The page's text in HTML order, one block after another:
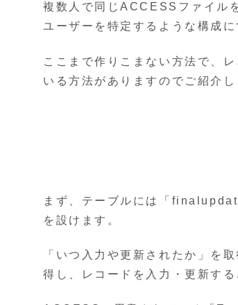
複数人で同じACCESSファイル
ユーザーを特定するような構成
ここまで作りこまない方法で、
いる方法がありますのでご紹介し
まず、テーブルには「
を設けます。
「いつ入力や更新されたか」を
得し、レコードを入力・更新する